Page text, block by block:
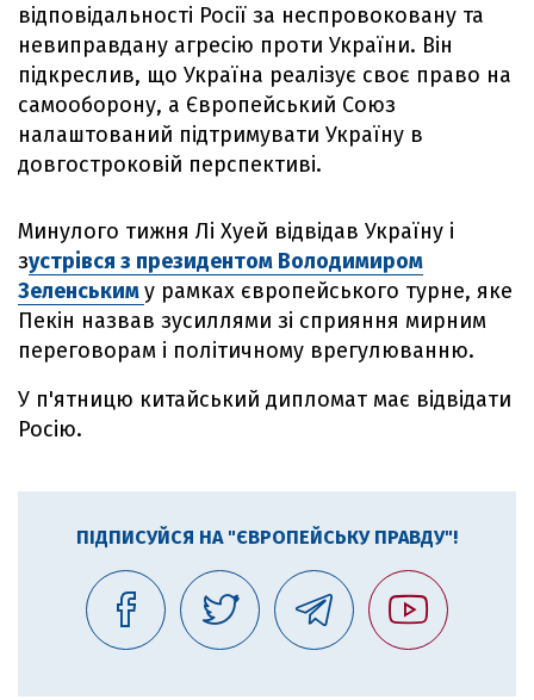
відповідальності Росії за неспровоковану та
невиправдану агресію проти України. Він
підкреслив, що Україна реалізує своє право на
самооборону, а Європейський Союз
налаштований підтримувати Україну в
довгостроковій перспективі.
Минулого тижня Лі Хуей відвідав Україну і
зустрівся з президентом Володимиром
Зеленськиму рамках європейського турне, яке
Пекін назвав зусиллями зі сприяння мирним
переговорам і політичному врегулюванню.
У п'ятницю китайський дипломат має відвідати
Росію.
ПІДПИСУЙСЯ НА "ЄВРОПЕЙСЬКУ ПРАВДУ"!